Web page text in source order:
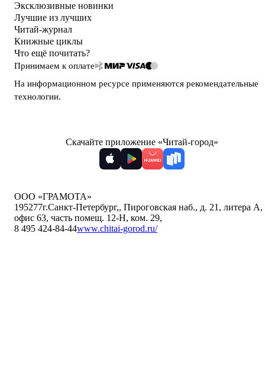
Эксклюзивные новинки
Лучшие из лучших
Читай-журнал
Книжные циклы
Что ещё почитать?
Принимаем к оплате
На информационном ресурсе применяются рекомендательные
технологии.
Скачайте приложение «Читай-город»
ООО «ГРАМОТА»
195277г.Санкт-Петербург,, Пироговская наб., д. 21, литера А,
офис 63, часть помещ. 12-Н, ком. 29,
8 495 424-84-44www.chitai-gorod.ru/